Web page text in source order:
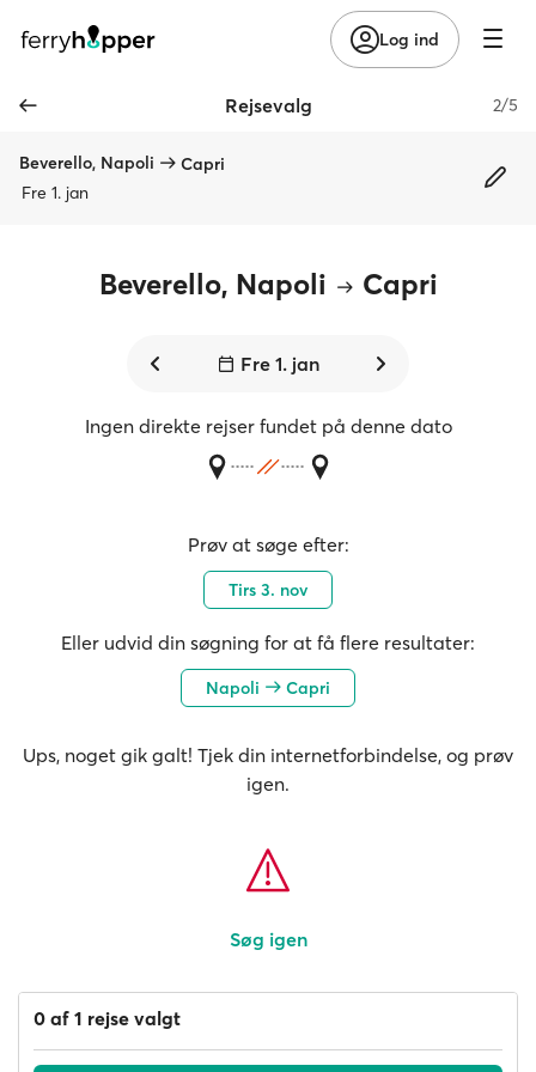
Log ind
Rejsevalg 2/5
Beverello, Napoli
Capri
Fre 1. jan
Beverello, Napoli Capri
Fre 1. jan
Ingen direkte rejser fundet på denne dato
Prøv at søge efter:
Tirs 3. nov
Eller udvid din søgning for at få flere resultater:
Napoli Capri
Ups, noget gik galt! Tjek din internetforbindelse, og prøv
igen.
Søg igen
0 af 1 rejse valgt